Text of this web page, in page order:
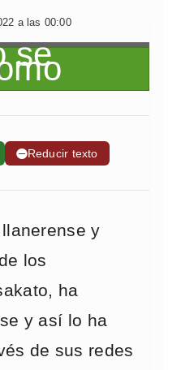
a las 00:00
➖Reducir texto
y
los
ha
y así lo ha
de sus redes